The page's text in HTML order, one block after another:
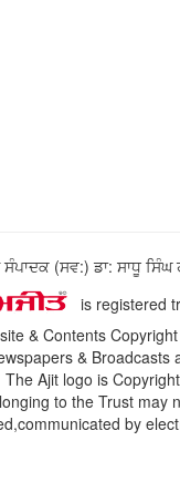
ਸੰਪਾਦਕ (ਸਵ:) ਡਾ: ਸਾਧੂ
is registered
& Contents
&
The Ajit logo is
to the Trust
by